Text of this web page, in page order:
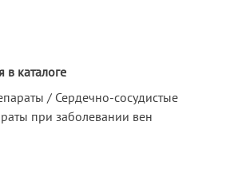
в каталоге
/ Сердечно-сосудистые
при заболевании вен